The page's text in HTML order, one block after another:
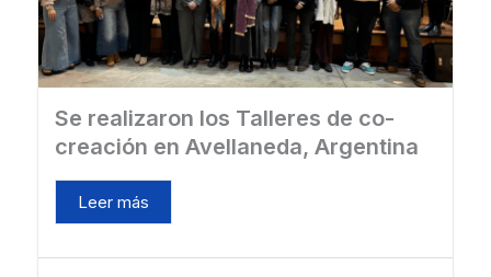
Se realizaron los Talleres de co-
creación en Avellaneda, Argentina
Leer más